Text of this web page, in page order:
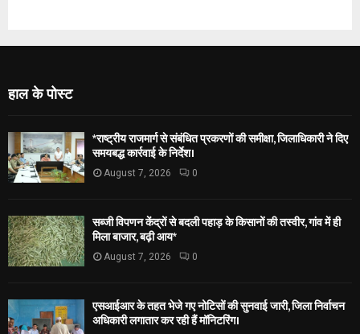
हाल के पोस्ट
*राष्ट्रीय राजमार्ग से संबंधित प्रकरणों की समीक्षा, जिलाधिकारी ने दिए
समयबद्ध कार्रवाई के निर्देश।
August 7, 2026 0
सब्जी विपणन केंद्रों से बदली पहाड़ के किसानों की तस्वीर, गांव में ही
मिला बाजार, बढ़ी आय*
August 7, 2026 0
एसआईआर के तहत भेजे गए नोटिसों की सुनवाई जारी, जिला निर्वाचन
अधिकारी लगातार कर रही हैं मॉनिटरिंग।